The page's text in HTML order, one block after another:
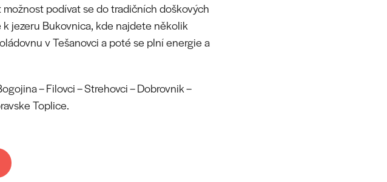
podívat se do tradičních doškových
jezeru Bukovnica, kde najdete několik
v Tešanovci a poté se plní energie a
– Filovci – Strehovci – Dobrovnik –
Toplice.